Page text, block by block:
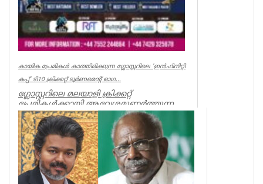
കായിക പ്രേമികള്‍ കാത്തിരിക്കുന്ന ഗ്ലോസ്റ്ററിലെ 'ഇന്‍ഫിനിറ്റി
കപ്പ്' ടി10 ക്രിക്കറ്റ് ടൂര്‍ണമെന്റ് ഓഗ...
ഗ്ലോസ്റ്ററിലെ മലയാളി ക്രിക്കറ്റ്
പ്രേമികള്‍ക്കായി ആവേശമുണര്‍ത്തുന്ന
'ഇന്‍ഫിനിറ്റി കപ്പ് - സീസണ്‍ 3'...
Associations